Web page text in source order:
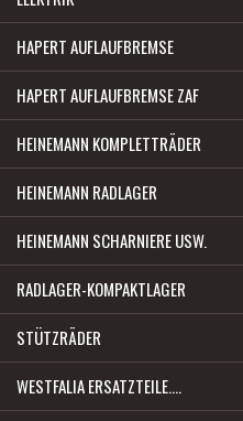
HAPERT AUFLAUFBREMSE
HAPERT AUFLAUFBREMSE ZAF
HEINEMANN KOMPLETTRÄDER
HEINEMANN RADLAGER
HEINEMANN SCHARNIERE USW.
RADLAGER-KOMPAKTLAGER
STÜTZRÄDER
WESTFALIA ERSATZTEILE....